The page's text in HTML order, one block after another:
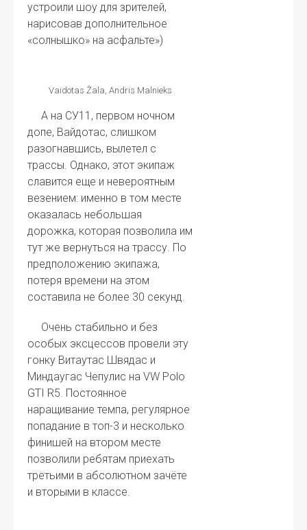
устроили шоу для зрителей,
нарисовав дополнительное
«солнышко» на асфальте»)
Vaidotas Žala, Andris Malnieks
А на СУ11, первом ночном
допе, Вайдотас, слишком
разогнавшись, вылетел с
трассы. Однако, этот экипаж
славится еще и невероятным
везением: именно в том месте
оказалась небольшая
дорожка, которая позволила им
тут же вернуться на трассу. По
предположению экипажа,
потеря времени на этом
составила не более 30 секунд.
Очень стабильно и без
особых эксцессов провели эту
гонку Витаутас Швядас и
Миндаугас Чепулис на VW Polo
GTI R5. Постоянное
наращивание темпа, регулярное
попадание в топ-3 и несколько
финишей на втором месте
позволили ребятам приехать
третьими в абсолютном зачёте
и вторыми в классе.